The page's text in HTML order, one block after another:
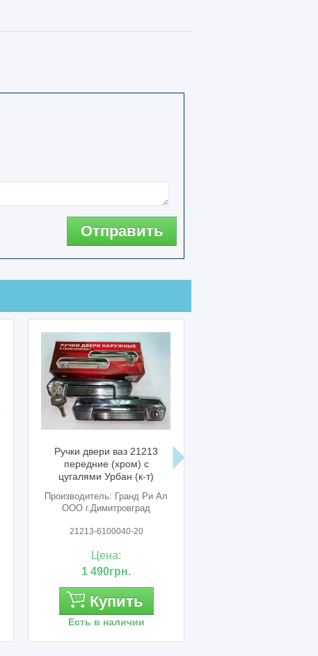
Отправить
Ручки двери ваз 21213
передние (хром) с
цугалями Урбан (к-т)
Производитель: Гранд Ри Ал
ООО г.Димитровград
21213-6100040-20
Цена:
1 490грн.
Купить
Есть в наличии